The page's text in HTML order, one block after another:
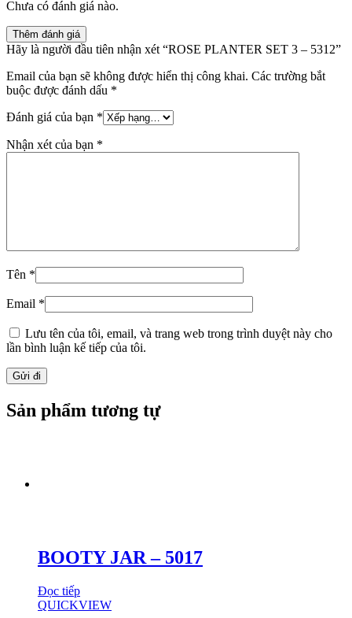
Chưa có đánh giá nào.
Thêm đánh giá
Hãy là người đầu tiên nhận xét “ROSE PLANTER SET 3 – 5312”
Email của bạn sẽ không được hiển thị công khai. Các trường bắt
buộc được đánh dấu *
Đánh giá của bạn *
Nhận xét của bạn *
Tên *
Email *
Lưu tên của tôi, email, và trang web trong trình duyệt này cho
lần bình luận kế tiếp của tôi.
Sản phẩm tương tự
BOOTY JAR – 5017
Đọc tiếp
QUICKVIEW